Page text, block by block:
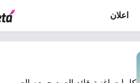
اعلان